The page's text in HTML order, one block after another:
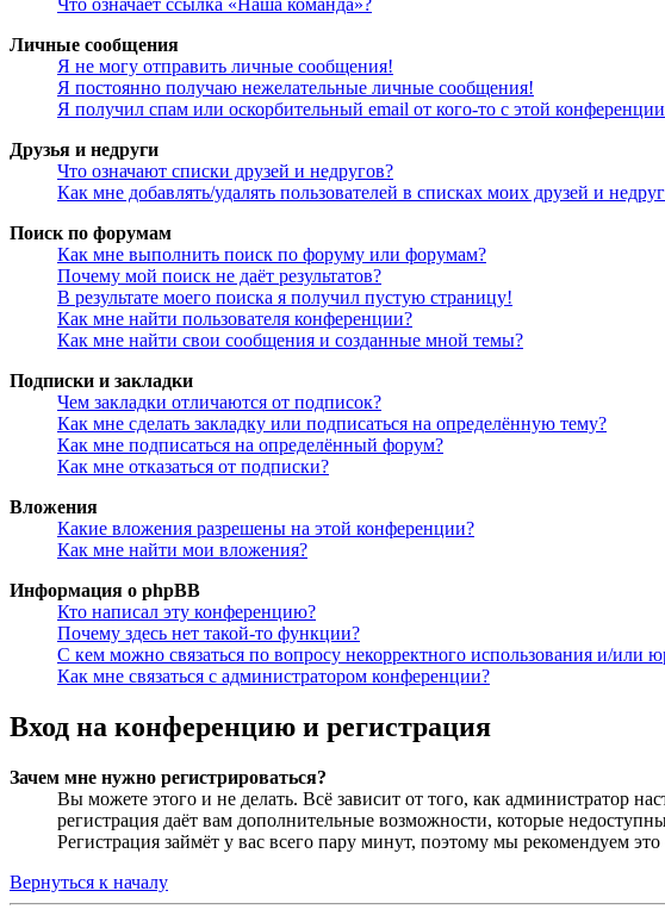
Личные сообщения
Я не могу отправить личные сообщения!
Я постоянно получаю нежелательные личные сообщения!
Я получил спам или оскорбительный email от кого-то с этой
Друзья и недруги
Что означают списки друзей и недругов?
Как мне добавлять/удалять пользователей в списках моих друзей и
Поиск по форумам
Как мне выполнить поиск по форуму или форумам?
Почему мой поиск не даёт результатов?
В результате моего поиска я получил пустую страницу!
Как мне найти пользователя конференции?
Как мне найти свои сообщения и созданные мной темы?
Подписки и закладки
Чем закладки отличаются от подписок?
Как мне сделать закладку или подписаться на определённую тему?
Как мне подписаться на определённый форум?
Как мне отказаться от подписки?
Вложения
Какие вложения разрешены на этой конференции?
Как мне найти мои вложения?
Информация о phpBB
Кто написал эту конференцию?
Почему здесь нет такой-то функции?
С кем можно связаться по вопросу некорректного использования и/или
Как мне связаться с администратором конференции?
Вход на конференцию и регистрация
Зачем мне нужно регистрироваться?
Вы можете этого и не делать. Всё зависит от того, как администратор
регистрация даёт вам дополнительные возможности, которые
Регистрация займёт у вас всего пару минут, поэтому мы рекомендуем это
Вернуться к началу